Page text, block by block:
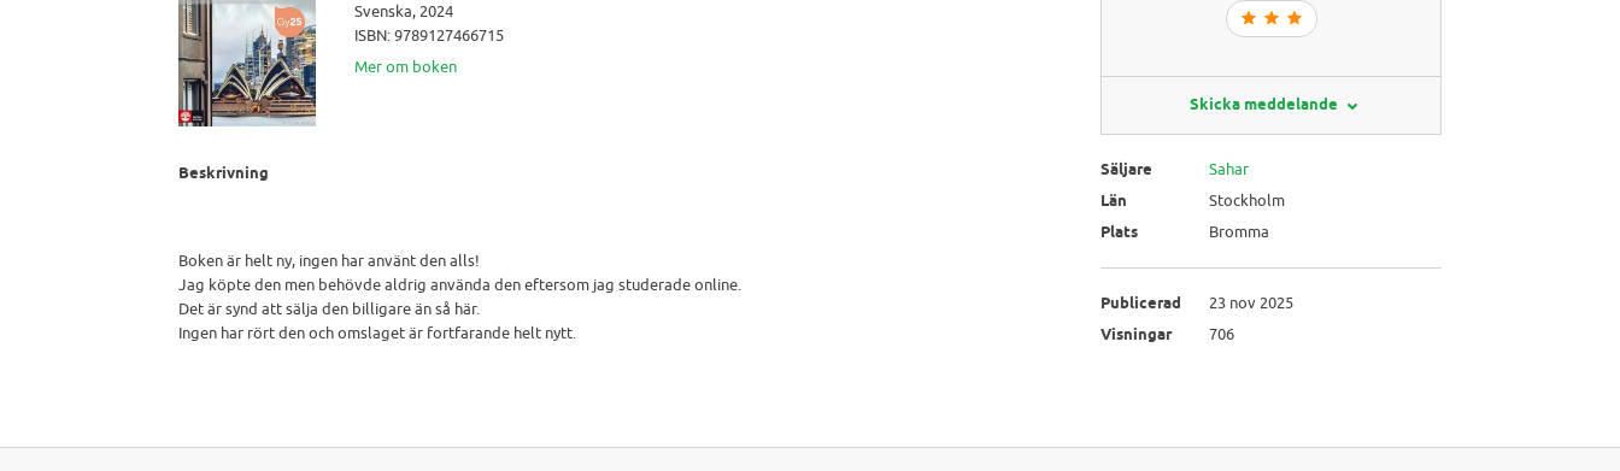
Svenska, 2024
ISBN: 9789127466715
Mer om boken
Skicka meddelande
Säljare Sahar
Län Stockholm
Plats Bromma
Publicerad 23 nov 2025
Visningar 706
Beskrivning
Boken är helt ny, ingen har använt den alls!
Jag köpte den men behövde aldrig använda den eftersom jag studerade online.
Det är synd att sälja den billigare än så här.
Ingen har rört den och omslaget är fortfarande helt nytt.